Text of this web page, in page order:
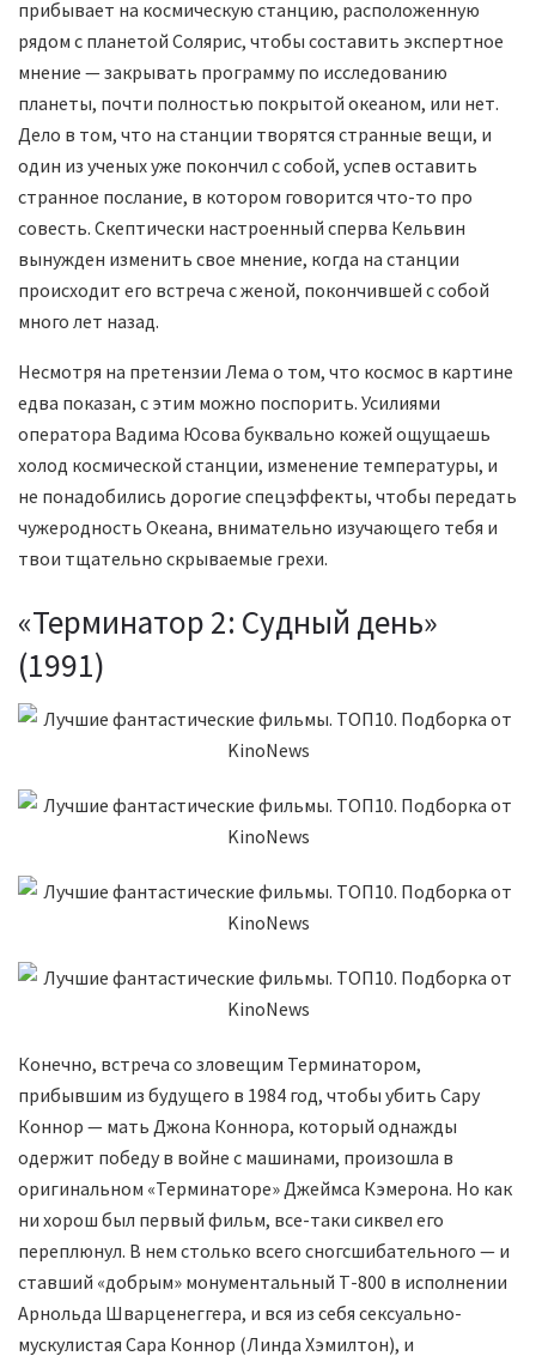
прибывает на космическую станцию, расположенную
рядом с планетой Солярис, чтобы составить экспертное
мнение — закрывать программу по исследованию
планеты, почти полностью покрытой океаном, или нет.
Дело в том, что на станции творятся странные вещи, и
один из ученых уже покончил с собой, успев оставить
странное послание, в котором говорится что-то про
совесть. Скептически настроенный сперва Кельвин
вынужден изменить свое мнение, когда на станции
происходит его встреча с женой, покончившей с собой
много лет назад.
Несмотря на претензии Лема о том, что космос в картине
едва показан, с этим можно поспорить. Усилиями
оператора Вадима Юсова буквально кожей ощущаешь
холод космической станции, изменение температуры, и
не понадобились дорогие спецэффекты, чтобы передать
чужеродность Океана, внимательно изучающего тебя и
твои тщательно скрываемые грехи.
«Терминатор 2: Судный день»
(1991)
Конечно, встреча со зловещим Терминатором,
прибывшим из будущего в 1984 год, чтобы убить Сару
Коннор — мать Джона Коннора, который однажды
одержит победу в войне с машинами, произошла в
оригинальном «Терминаторе» Джеймса Кэмерона. Но как
ни хорош был первый фильм, все-таки сиквел его
переплюнул. В нем столько всего сногсшибательного — и
ставший «добрым» монументальный Т-800 в исполнении
Арнольда Шварценеггера, и вся из себя сексуально-
мускулистая Сара Коннор (Линда Хэмилтон), и